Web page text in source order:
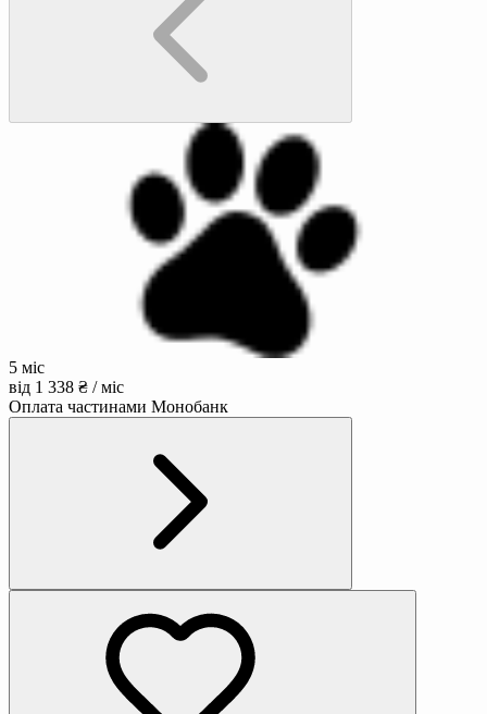
5 міс
від 1 338 ₴ / міс
Оплата частинами Монобанк